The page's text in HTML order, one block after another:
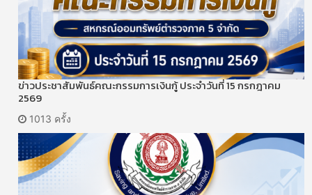
ข่าวประชาสัมพันธ์คณะกรรมการเงินกู้ ประจำวันที่ 15 กรกฎาคม
2569
1013 ครั้ง